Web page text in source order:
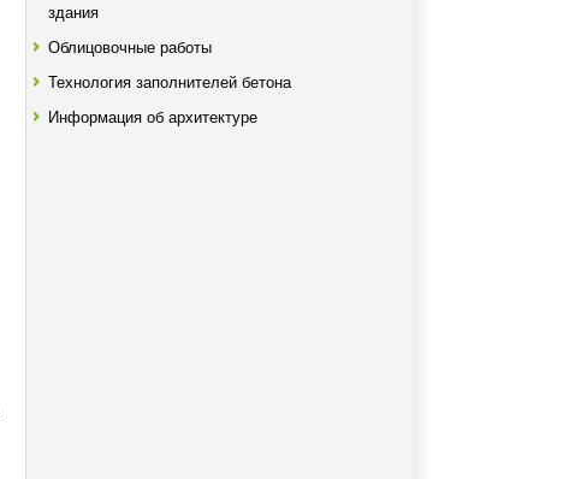
здания
Облицовочные работы
Технология заполнителей бетона
Информация об архитектуре